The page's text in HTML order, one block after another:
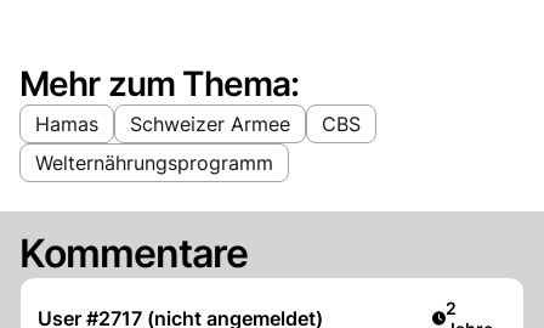
Mehr zum Thema:
Hamas Schweizer Armee
CBS
Welternährungsprogramm
Kommentare
User #2717 (nicht angemeldet) Artikel
2